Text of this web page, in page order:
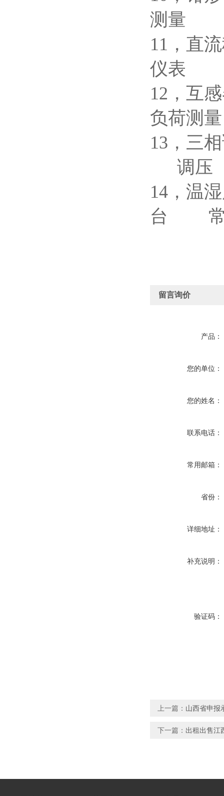
测量
11，
仪表
12，
负荷测
13，
调压
14
台 常
留言询价
产品：
您的单位：
您的姓名：
联系电话：
常用邮箱：
省份：
详细地址：
补充说明：
验证码：
上一篇： 山西省申报
下一篇： 出租出售江